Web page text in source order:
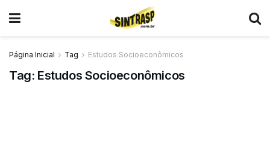
Página Inicial Tag Estudos Socioeconômicos
Tag: Estudos Socioeconômicos